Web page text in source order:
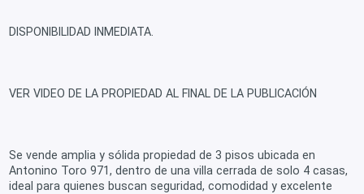
DISPONIBILIDAD INMEDIATA.
VER VIDEO DE LA PROPIEDAD AL FINAL DE LA PUBLICACIÓN
Se vende amplia y sólida propiedad de 3 pisos ubicada en
Antonino Toro 971, dentro de una villa cerrada de solo 4 casas,
ideal para quienes buscan seguridad, comodidad y excelente